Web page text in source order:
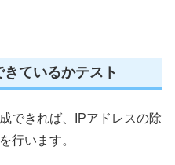
ているかテスト
できれば、IPアドレスの除
行います。